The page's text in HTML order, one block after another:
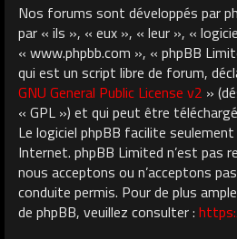
Nos forums sont développés par
par « ils », « eux », « leur », «
« www.phpbb.com », « phpBB
qui est un script libre de forum,
GNU General Public License v2 »
« GPL ») et qui peut être
Le logiciel phpBB facilite
Internet. phpBB Limited n’est pas
nous acceptons ou n’acceptons
conduite permis. Pour de plus
de phpBB, veuillez consulter :